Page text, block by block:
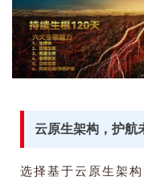
云原生架构，护航
选择基于云原生架